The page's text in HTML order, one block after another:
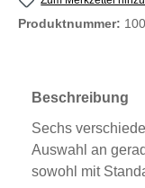
Produktnummer:
Beschreibung
Sechs
Auswahl an
sowohl mit